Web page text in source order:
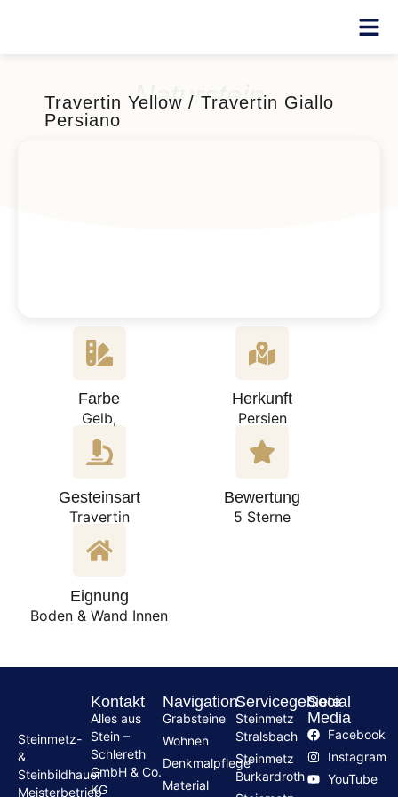
Naturstein
Travertin Yellow / Travertin Giallo
Persiano
Farbe
Gelb,
Herkunft
Persien
Gesteinsart
Travertin
Bewertung
5 Sterne
Eignung
Boden & Wand Innen
Steinmetz-
&
Steinbildhauer
Meisterbetrieb
Kontakt
Alles aus
Stein –
Schlereth
GmbH & Co.
KG
Navigation
Grabsteine
Wohnen
Denkmalpflege
Material
Servicegebiete
Steinmetz
Stralsbach
Steinmetz
Burkardroth
Social
Media
Facebook
Instagram
YouTube